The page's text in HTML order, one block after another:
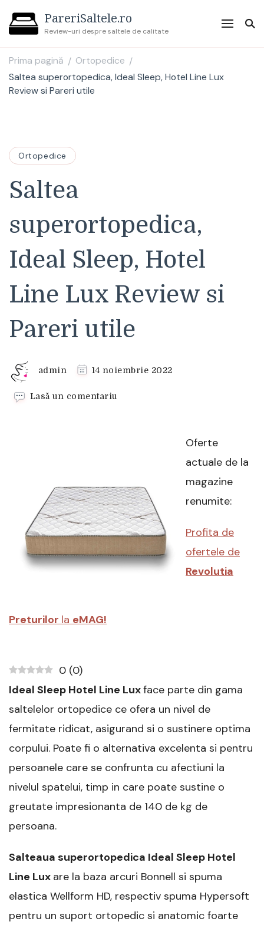
PareriSaltele.ro
Review-uri despre saltele de calitate
Prima pagină / Ortopedice /
Saltea superortopedica, Ideal Sleep, Hotel Line Lux
Review si Pareri utile
Ortopedice
Saltea
superortopedica,
Ideal Sleep, Hotel
Line Lux Review si
Pareri utile
admin 14 noiembrie 2022
Lasă un comentariu
Review
si
Pareri
utile
Oferte
actuale de la
magazine
renumite:
Profita de
ofertele de
Revolutia
Preturilor la eMAG!
0 (0)
Ideal Sleep Hotel Line Luxface parte din gama
saltelelor ortopedice ce ofera un nivel de
fermitate ridicat, asigurand si o sustinere optima
corpului. Poate fi o alternativa excelenta si pentru
persoanele care se confrunta cu afectiuni la
nivelul spatelui, timp in care poate sustine o
greutate impresionanta de 140 de kg de
persoana.
Salteaua superortopedica Ideal Sleep Hotel
Line Lux are la baza arcuri Bonnell si spuma
elastica Wellform HD, respectiv spuma Hypersoft
pentru un suport ortopedic si anatomic foarte